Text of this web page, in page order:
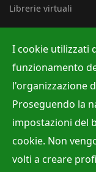
Librerie virtuali
Ufficio Contabilità e
Ufficio per la Ricerca
Ufficio per la
Site Map Privacy
I cookie utilizzati
funzionamento
l'organizzazione
Proseguendo la
impostazioni del
cookie. Non
volti a creare